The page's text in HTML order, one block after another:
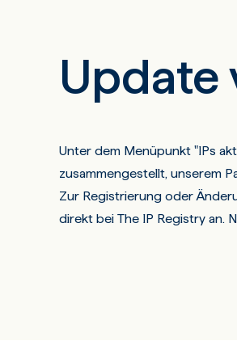
Update
Unter dem Menüpunkt "IPs
zusammengestellt, unserem
Zur Registrierung oder
direkt bei The IP Registry an.